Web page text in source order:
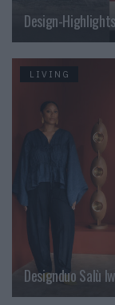
Design-
LIVING
Designduo Salù